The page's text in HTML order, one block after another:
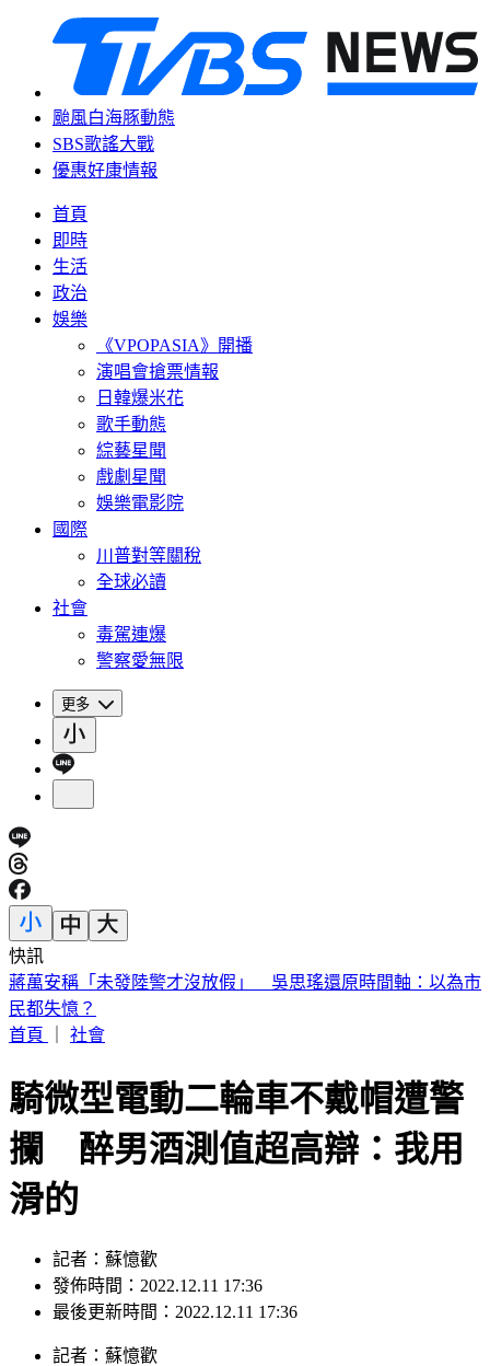
颱風白海豚動態
SBS歌謠大戰
優惠好康情報
首頁
即時
生活
政治
娛樂
《VPOPASIA》開播
演唱會搶票情報
日韓爆米花
歌手動態
綜藝星聞
戲劇星聞
娛樂電影院
國際
川普對等關稅
全球必讀
社會
毒駕連爆
警察愛無限
更多
快訊
小心個資被盜！出國連機場、飯店防「免費Wi‑Fi」 3名稱恐
是假
首頁
社會
騎微型電動二輪車不戴帽遭警
攔 醉男酒測值超高辯：我用
滑的
記者：蘇憶歡
發佈時間：2022.12.11 17:36
最後更新時間：2022.12.11 17:36
記者 ： 蘇憶歡